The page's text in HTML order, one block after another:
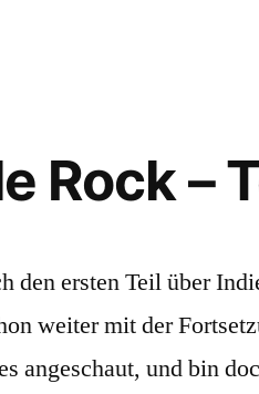
Rock –
den ersten Teil über
weiter mit der
angeschaut, und bin